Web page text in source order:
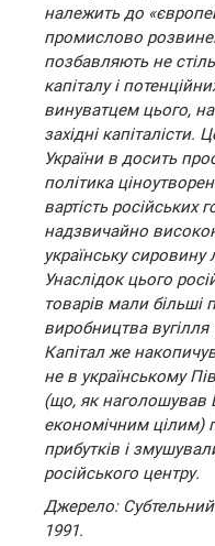
належить до
промислово
позбавляють не
капіталу і
винуватцем цього,
західні капіталісти.
України в досить
політика
вартість російських
надзвичайно
українську
Унаслідок цього
товарів мали більші
виробництва вугілля
Капітал же
не в українському
(що, як наголошував
економічним цілим)
прибутків і
російського центру.
Джерело: Субтельний
1991.